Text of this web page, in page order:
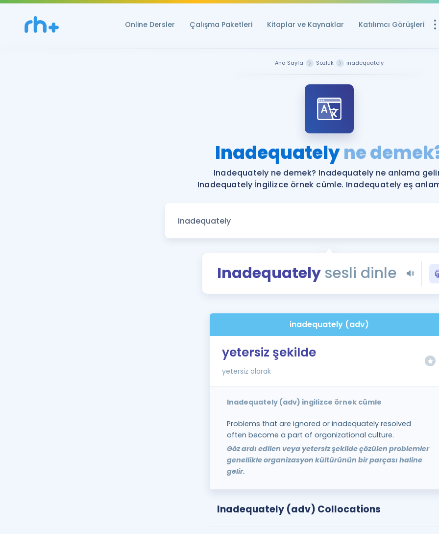
Online Dersler Çalışma Paketleri Kitaplar ve Kaynaklar Katılımcı Görüşleri
Ücretsiz
YDS ve YÖKDİL
YDS ve YÖKDİL'e
Tüm ÖSYM
Blog
YDS - YÖKDİL
İngilizce
Ana Sayfa Sözlük inadequately
Inadequatelyne
Inadequately ne demek? Inadequately ne anlama
Inadequately İngilizce örnek cümle. Inadequately eş
Inadequatelysesli dinle
inadequately (adv)
yetersiz şekilde
yetersiz olarak
Inadequately (adv) ingilizce örnek cümle
Problems that are ignored or inadequately resolved
often become a part of organizational culture.
Göz ardı edilen veya yetersiz şekilde çözülen problemler
genellikle organizasyon kültürünün bir parçası haline
gelir.
Inadequately (adv) Collocations